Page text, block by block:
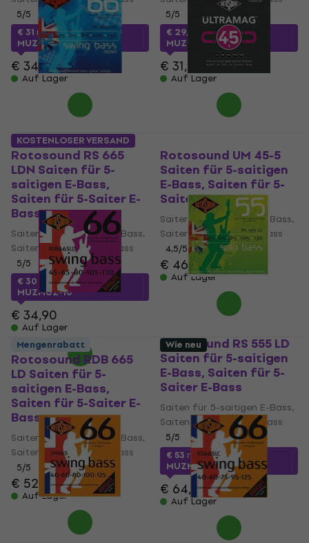
5/5
€ 31 mit dem Code
MUZMUZ-10
€ 34,90
Auf Lager
5/5
€ 29,90mit dem Code
MUZMUZ-5
€ 31,90
Auf Lager
Rotosound RS 665
LDN Saiten für 5-
saitigen E-Bass,
Saiten für 5-Saiter E-
Bass
Saiten für 5-saitigen E-Bass,
Saiten für 5-Saiter E-Bass
5/5
€ 30
mit dem Code
MUZMUZ-10
€ 34,90
Auf Lager
Rotosound UM 45-5
Saiten für 5-saitigen
E-Bass, Saiten für 5-
Saiter E-Bass
Saiten für 5-saitigen E-Bass,
Saiten für 5-Saiter E-Bass
4,5/5
€ 46,90
Auf Lager
KOSTENLOSER VERSAND
Rotosound RDB 665
LD Saiten für 5-
saitigen E-Bass,
Saiten für 5-Saiter E-
Bass
Saiten für 5-saitigen E-Bass,
Saiten für 5-Saiter E-Bass
5/5
€ 52
Auf Lager
Rotosound RS 555 LD
Saiten für 5-saitigen
E-Bass, Saiten für 5-
Saiter E-Bass
Saiten für 5-saitigen E-Bass,
Saiten für 5-Saiter E-Bass
5/5
€ 53 mit dem Code
MUZMUZ-15
€ 64,90
Auf Lager
Mengenrabatt Wie neu